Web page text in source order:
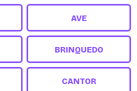
AVE
BRINQUEDO
CANTOR